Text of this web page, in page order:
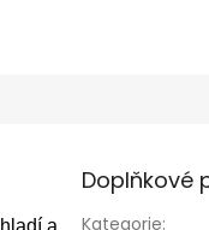
Doplňkové
Kategorie: